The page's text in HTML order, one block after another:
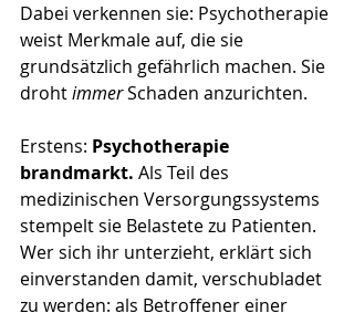
Dabei verkennen sie: Psychotherapie
weist Merkmale auf, die sie
grundsätzlich gefährlich machen. Sie
droht immer Schaden anzurichten.
Erstens: Psychotherapie
brandmarkt. Als Teil des
medizinischen Versorgungssystems
stempelt sie Belastete zu Patienten.
Wer sich ihr unterzieht, erklärt sich
einverstanden damit, verschubladet
zu werden: als Betroffener einer